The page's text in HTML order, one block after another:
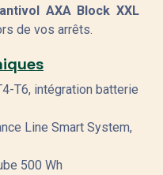
antivol AXA Block XXL
de vos arrêts.
T6, intégration batterie
Line Smart System,
500 Wh